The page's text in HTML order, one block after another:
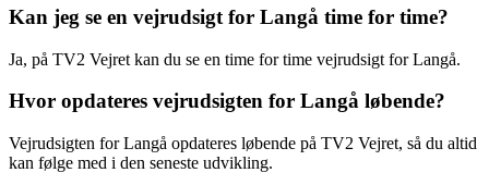
Kan jeg se en vejrudsigt for Langå time for time?
Ja, på TV2 Vejret kan du se en time for time vejrudsigt for Langå.
Hvor opdateres vejrudsigten for Langå løbende?
Vejrudsigten for Langå opdateres løbende på TV2 Vejret, så du altid
kan følge med i den seneste udvikling.